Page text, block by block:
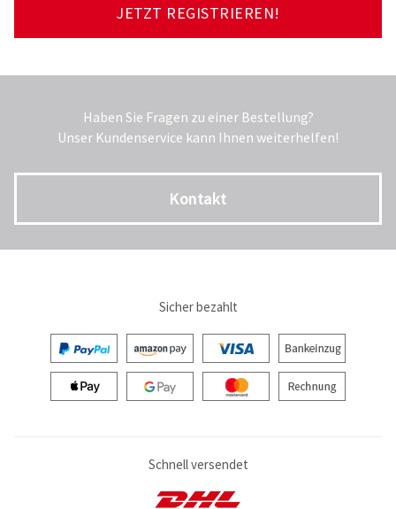
JETZT REGISTRIEREN!
Haben Sie Fragen zu einer Bestellung?
Unser Kundenservice kann Ihnen weiterhelfen!
Kontakt
Sicher bezahlt
Schnell versendet